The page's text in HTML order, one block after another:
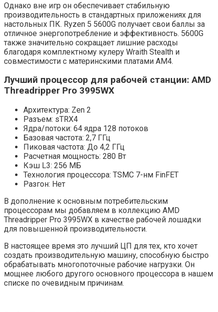
Однако вне игр он обеспечивает стабильную
производительность в стандартных приложениях для
настольных ПК. Ryzen 5 5600G получает свои баллы за
отличное энергопотребление и эффективность. 5600G
также значительно сокращает лишние расходы
благодаря комплектному кулеру Wraith Stealth и
совместимости с материнскими платами AM4.
Лучший процессор для рабочей станции: AMD
Threadripper Pro 3995WX
Архитектура: Zen 2
Разъем: sTRX4
Ядра/потоки: 64 ядра 128 потоков
Базовая частота: 2,7 ГГц
Пиковая частота: До 4,2 ГГц
Расчетная мощность: 280 Вт
Кэш L3: 256 МБ
Технология процессора: TSMC 7-нм FinFET
Разгон: Нет
В дополнение к основным потребительским
процессорам мы добавляем в коллекцию AMD
Threadripper Pro 3995WX в качестве рабочей лошадки
для повышенной производительности.
В настоящее время это лучший ЦП для тех, кто хочет
создать производительную машину, способную быстро
обрабатывать многопоточные рабочие нагрузки. Он
мощнее любого другого основного процессора в нашем
списке по очевидным причинам.